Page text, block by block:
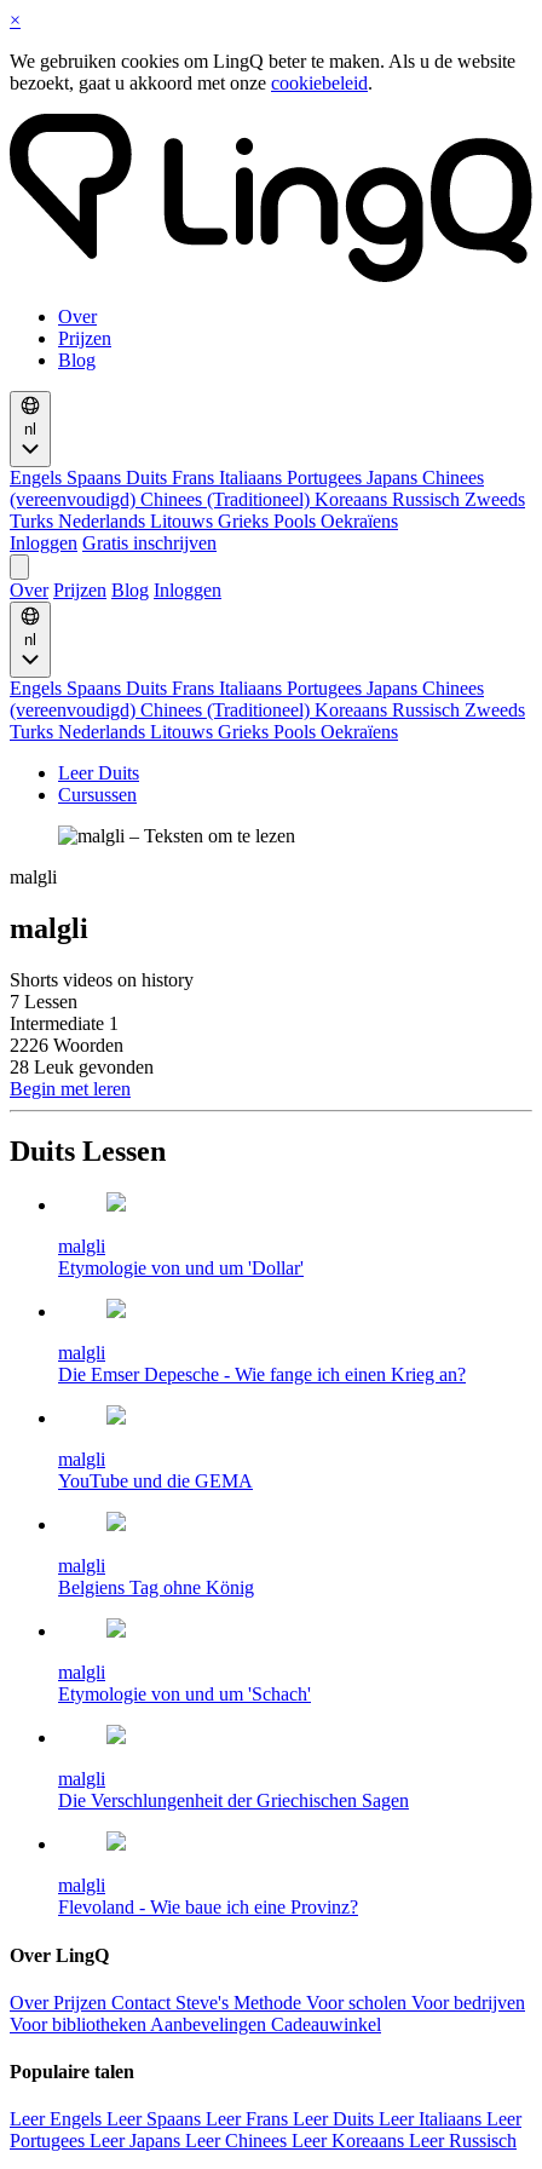
×
We gebruiken cookies om LingQ beter te maken. Als u de website
bezoekt, gaat u akkoord met onze cookiebeleid.
Over
Prijzen
Blog
nl
Engels Spaans Duits Frans Italiaans Portugees Japans Chinees
(vereenvoudigd) Chinees (Traditioneel) Koreaans Russisch Zweeds
Turks Nederlands Litouws Grieks Pools Oekraïens
Inloggen Gratis inschrijven
Over Prijzen Blog Inloggen
nl
Engels Spaans Duits Frans Italiaans Portugees Japans Chinees
(vereenvoudigd) Chinees (Traditioneel) Koreaans Russisch Zweeds
Turks Nederlands Litouws Grieks Pools Oekraïens
Leer Duits
Cursussen
malgli
malgli
Shorts videos on history
7 Lessen
Intermediate 1
2226 Woorden
28 Leuk gevonden
Begin met leren
Duits Lessen
malgli
Etymologie von und um 'Dollar'
malgli
Die Emser Depesche - Wie fange ich einen Krieg an?
malgli
YouTube und die GEMA
malgli
Belgiens Tag ohne König
malgli
Etymologie von und um 'Schach'
malgli
Die Verschlungenheit der Griechischen Sagen
malgli
Flevoland - Wie baue ich eine Provinz?
Over LingQ
OverPrijzen Contact Steve's Methode Voor scholen Voor bedrijven
Voor bibliotheken Aanbevelingen Cadeauwinkel
Populaire talen
Leer Engels Leer Spaans Leer Frans Leer Duits Leer Italiaans Leer
Portugees Leer Japans Leer Chinees Leer Koreaans Leer Russisch